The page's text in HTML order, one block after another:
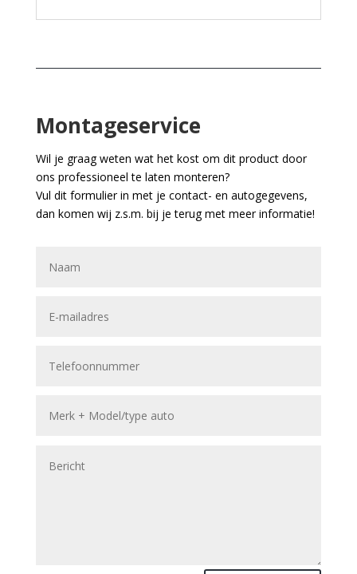
Montageservice
Wil je graag weten wat het kost om dit product door
ons professioneel te laten monteren?
Vul dit formulier in met je contact- en autogegevens,
dan komen wij z.s.m. bij je terug met meer informatie!